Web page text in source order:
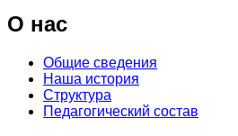
О нас
Общие сведения
Наша история
Структура
Педагогический состав